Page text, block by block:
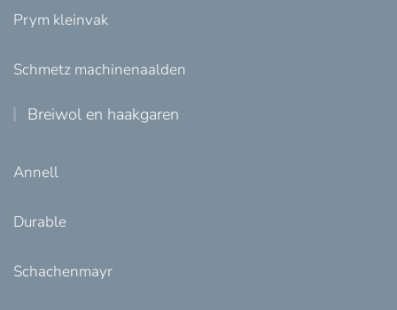
Prym kleinvak
Schmetz machinenaalden
Breiwol en haakgaren
Annell
Durable
Schachenmayr